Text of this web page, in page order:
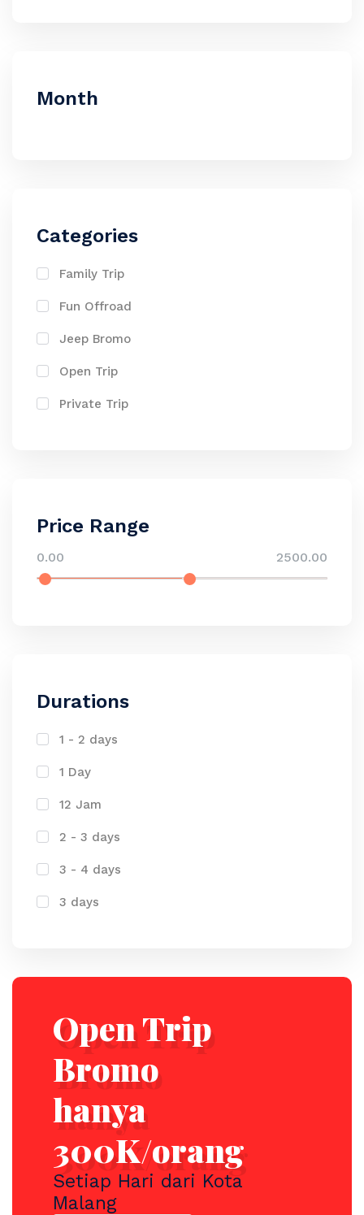
Month
Categories
Family Trip
Fun Offroad
Jeep Bromo
Open Trip
Private Trip
Price Range
0.00 2500.00
Durations
1 - 2 days
1 Day
12 Jam
2 - 3 days
3 - 4 days
3 days
Open Trip
Bromo
hanya
300K/orang
Setiap Hari dari Kota
Malang